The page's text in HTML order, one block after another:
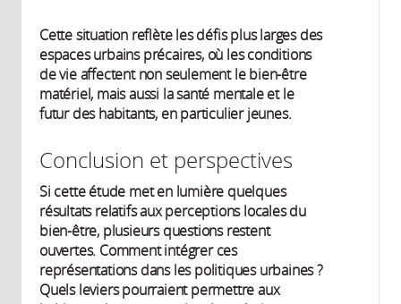
Cette situation reflète les défis plus larges des
espaces urbains précaires, où les conditions
de vie affectent non seulement le bien-être
matériel, mais aussi la santé mentale et le
futur des habitants, en particulier jeunes.
Conclusion et perspectives
Si cette étude met en lumière quelques
résultats relatifs aux perceptions locales du
bien-être, plusieurs questions restent
ouvertes. Comment intégrer ces
représentations dans les politiques urbaines ?
Quels leviers pourraient permettre aux